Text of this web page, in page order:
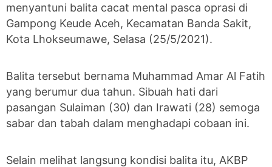
menyantuni balita cacat mental pasca oprasi di
Gampong Keude Aceh, Kecamatan Banda Sakit,
Kota Lhokseumawe, Selasa (25/5/2021).
Balita tersebut bernama Muhammad Amar Al Fatih
yang berumur dua tahun. Sibuah hati dari
pasangan Sulaiman (30) dan Irawati (28) semoga
sabar dan tabah dalam menghadapi cobaan ini.
Selain melihat langsung kondisi balita itu, AKBP